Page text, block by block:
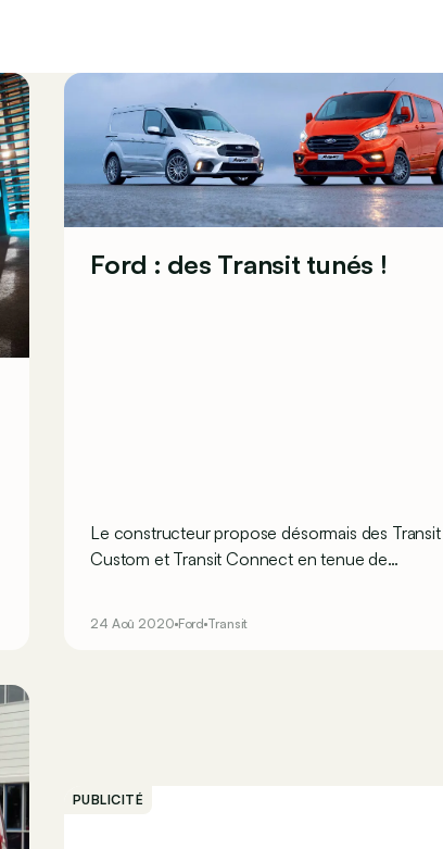
Ford : des Transit tunés !
Le constructeur propose désormais des Transit
Custom et Transit Connect en tenue de
24 Aoû 2020 Ford Transit
PUBLICITÉ